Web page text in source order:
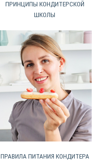
ПРИНЦИПЫ КОНДИТЕРСКОЙ
ШКОЛЫ
ПРАВИЛА ПИТАНИЯ КОНДИТЕРА